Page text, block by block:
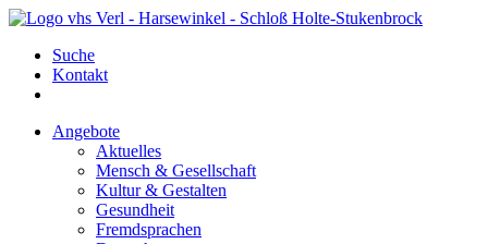
Suche
Kontakt
Angebote
Aktuelles
Mensch & Gesellschaft
Kultur & Gestalten
Gesundheit
Fremdsprachen